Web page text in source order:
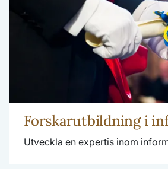
Forskarutbildning i
Utveckla en expertis inom